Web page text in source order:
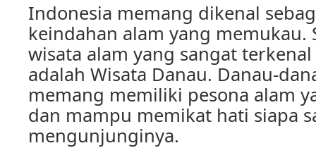
Indonesia memang dikenal
keindahan alam yang memukau.
wisata alam yang sangat
adalah Wisata Danau. Danau-
memang memiliki pesona alam
dan mampu memikat hati siapa
mengunjunginya.